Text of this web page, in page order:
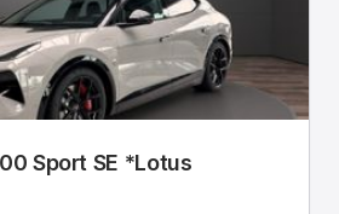
Sport SE *Lotus